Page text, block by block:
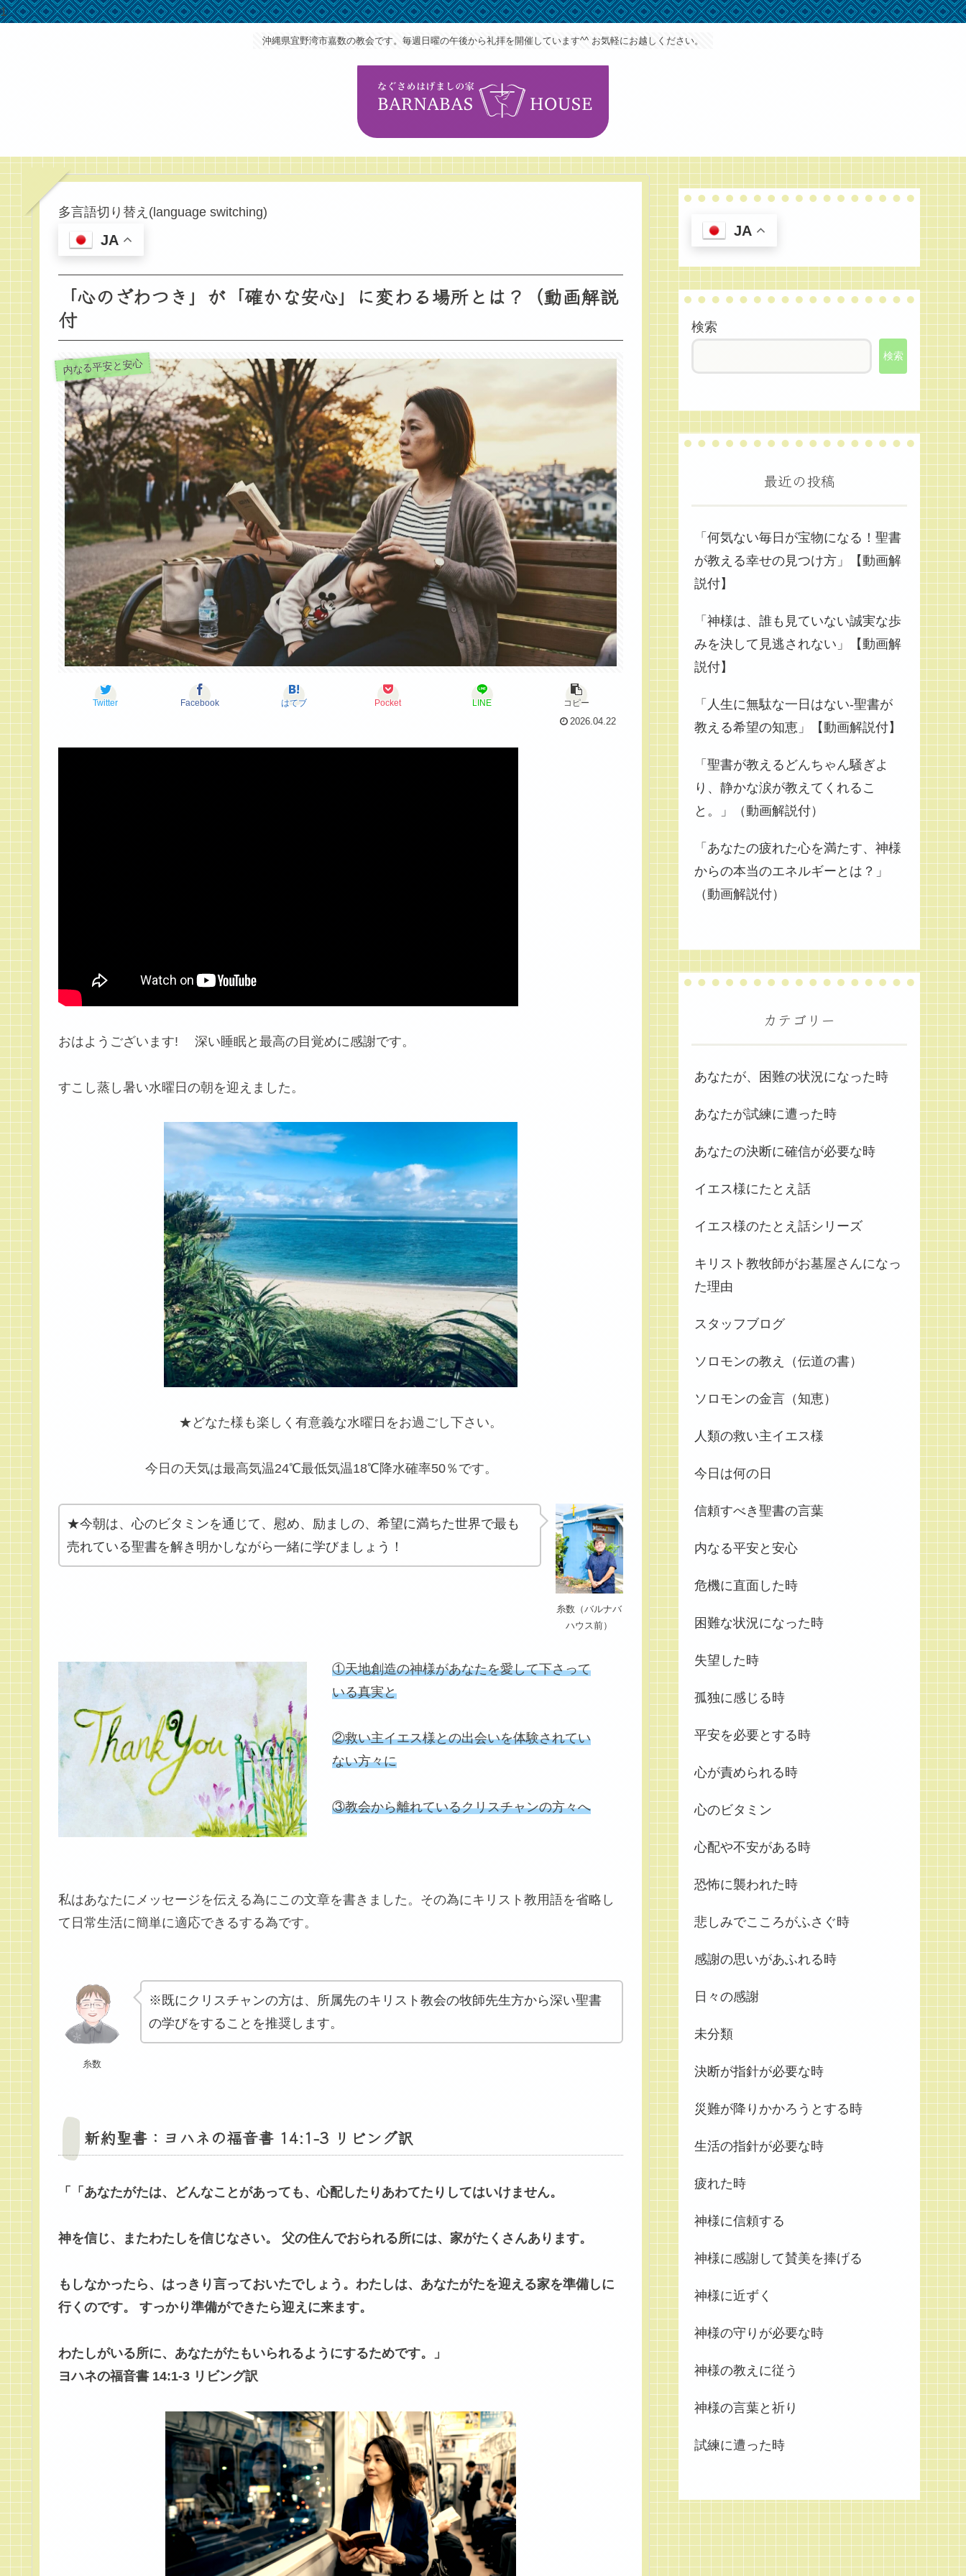
1
沖縄県宜野湾市嘉数の教会です。毎週日曜の午後から礼拝を開催しています^^ お気軽にお越しください。
多言語切り替え(language switching)
JA
「心のざわつき」が「確かな安心」に変わる場所とは？（動画解説
付
内なる平安と安心
Twitter Facebook はてブ Pocket LINE
コピー
2026.04.22
おはようございます! 深い睡眠と最高の目覚めに感謝です。
すこし蒸し暑い水曜日の朝を迎えました。
★どなた様も楽しく有意義な水曜日をお過ごし下さい。
今日の天気は最高気温24℃最低気温18℃降水確率50％です。
糸数（バルナバ
ハウス前）
★今朝は、心のビタミンを通じて、慰め、励ましの、希望に満ちた世界で最も
売れている聖書を解き明かしながら一緒に学びましょう！
①天地創造の神様があなたを愛して下さって
いる真実と
②救い主イエス様との出会いを体験されてい
ない方々に
③教会から離れているクリスチャンの方々へ
私はあなたにメッセージを伝える為にこの文章を書きました。その為にキリスト教用語を省略し
て日常生活に簡単に適応できるする為です。
糸数
※既にクリスチャンの方は、所属先のキリスト教会の牧師先生方から深い聖書
の学びをすることを推奨します。
新約聖書：ヨハネの福音書 14:1-3 リビング訳
「「あなたがたは、どんなことがあっても、心配したりあわてたりしてはいけません。
神を信じ、またわたしを信じなさい。 父の住んでおられる所には、家がたくさんあります。
もしなかったら、はっきり言っておいたでしょう。わたしは、あなたがたを迎える家を準備しに
行くのです。 すっかり準備ができたら迎えに来ます。
わたしがいる所に、あなたがたもいられるようにするためです。」
ヨハネの福音書 14:1-3 リビング訳
JA
検索
検索
最近の投稿
「何気ない毎日が宝物になる！聖書
が教える幸せの見つけ方」【動画解
説付】
「神様は、誰も見ていない誠実な歩
みを決して見逃されない」【動画解
説付】
「人生に無駄な一日はない-聖書が
教える希望の知恵」【動画解説付】
「聖書が教えるどんちゃん騒ぎよ
り、静かな涙が教えてくれるこ
と。」（動画解説付）
「あなたの疲れた心を満たす、神様
からの本当のエネルギーとは？」
（動画解説付）
カテゴリー
あなたが、困難の状況になった時
あなたが試練に遭った時
あなたの決断に確信が必要な時
イエス様にたとえ話
イエス様のたとえ話シリーズ
キリスト教牧師がお墓屋さんになっ
た理由
スタッフブログ
ソロモンの教え（伝道の書）
ソロモンの金言（知恵）
人類の救い主イエス様
今日は何の日
信頼すべき聖書の言葉
内なる平安と安心
危機に直面した時
困難な状況になった時
失望した時
孤独に感じる時
平安を必要とする時
心が責められる時
心のビタミン
心配や不安がある時
恐怖に襲われた時
悲しみでこころがふさぐ時
感謝の思いがあふれる時
日々の感謝
未分類
決断が指針が必要な時
災難が降りかかろうとする時
生活の指針が必要な時
疲れた時
神様に信頼する
神様に感謝して賛美を捧げる
神様に近ずく
神様の守りが必要な時
神様の教えに従う
神様の言葉と祈り
試練に遭った時